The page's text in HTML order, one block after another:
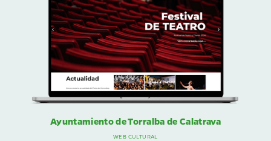
Ayuntamiento de Torralba de Calatrava
WEB CULTURAL